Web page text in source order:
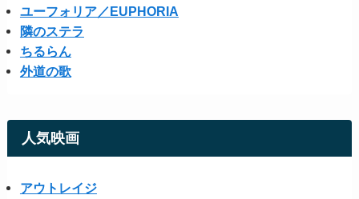
ユーフォリア／EUPHORIA
隣のステラ
ちるらん
外道の歌
人気映画
アウトレイジ